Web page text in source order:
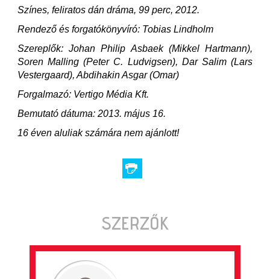
Színes, feliratos dán dráma, 99 perc, 2012.
Rendező és forgatókönyvíró: Tobias Lindholm
Szereplők: Johan Philip Asbaek (Mikkel Hartmann),
Soren Malling (Peter C. Ludvigsen), Dar Salim (Lars
Vestergaard), Abdihakin Asgar (Omar)
Forgalmazó: Vertigo Média Kft.
Bemutató dátuma: 2013. május 16.
16 éven aluliak számára nem ajánlott!
SZERZŐK